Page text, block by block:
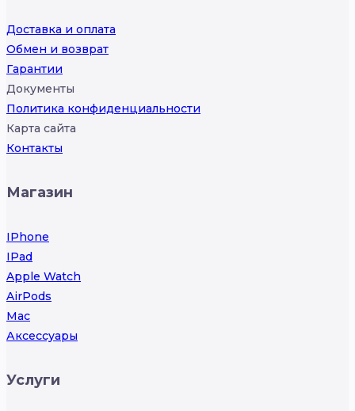
Доставка и оплата
Обмен и возврат
Гарантии
Документы
Политика конфиденциальности
Карта сайта
Контакты
Магазин
IPhone
IPad
Apple Watch
AirPods
Mac
Аксессуары
Услуги